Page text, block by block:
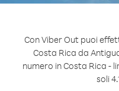
Con Viber Out puoi
Costa Rica da
numero in Costa Rica -
soli